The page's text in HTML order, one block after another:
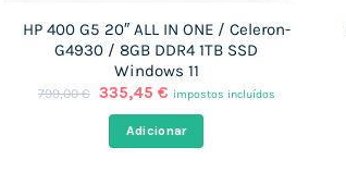
HP 400 G5 20″ ALL IN ONE / Celeron-
G4930 / 8GB DDR4 1TB SSD
Windows 11
799,00€ O
original
era:
335,45 €O
atual
é:
impostos incluídos
Adicionar